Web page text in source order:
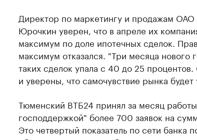
Директор по маркетингу и продажам
Юрочкин уверен, что в апреле их
максимум по доле ипотечных сделок.
максимум отказался. "Три месяца
таких сделок упала с 40 до 25
и уверены, что самочувствие рынка будет
Тюменский ВТБ24 принял за месяц
господдержкой" более 700 заявок на
Это четвертый показатель по сети банка